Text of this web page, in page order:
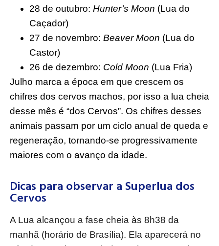
28 de outubro: Hunter’s Moon (Lua do
Caçador)
27 de novembro: Beaver Moon (Lua do
Castor)
26 de dezembro: Cold Moon (Lua Fria)
Julho marca a época em que crescem os
chifres dos cervos machos, por isso a lua cheia
desse mês é “dos Cervos”. Os chifres desses
animais passam por um ciclo anual de queda e
regeneração, tornando-se progressivamente
maiores com o avanço da idade.
Dicas para observar a Superlua dos
Cervos
A Lua alcançou a fase cheia às 8h38 da
manhã (horário de Brasília). Ela aparecerá no